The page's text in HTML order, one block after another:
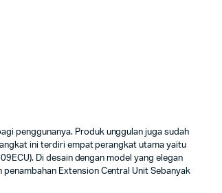
penggunanya. Produk unggulan juga sudah
ini terdiri empat perangkat utama yaitu
Di desain dengan model yang elegan
Extension Central Unit Sebanyak